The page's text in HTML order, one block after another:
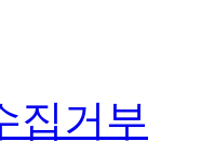
집거부